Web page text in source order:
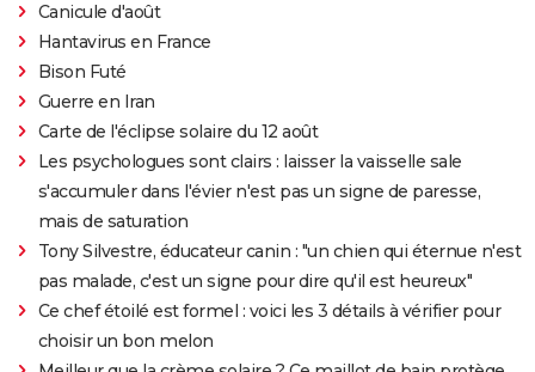
Canicule d'août
Hantavirus en France
Bison Futé
Guerre en Iran
Carte de l'éclipse solaire du 12 août
Les psychologues sont clairs : laisser la vaisselle sale
s'accumuler dans l'évier n'est pas un signe de paresse,
mais de saturation
Tony Silvestre, éducateur canin : "un chien qui éternue n'est
pas malade, c'est un signe pour dire qu'il est heureux"
Ce chef étoilé est formel : voici les 3 détails à vérifier pour
choisir un bon melon